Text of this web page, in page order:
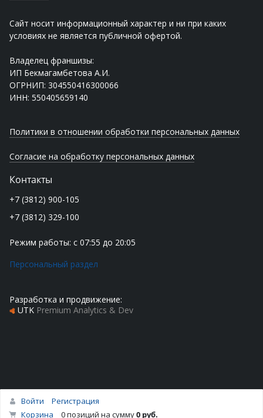
Сайт носит информационный характер и ни при каких
условиях не является публичной офертой.
Владелец франшизы:
ИП Бекмагамбетова А.И.
ОГРНИП: 304550416300066
ИНН: 550405659140
Политики в отношении обработки персональных данных
Согласие на обработку персональных данных
Контакты
+7 (3812) 900-105
+7 (3812) 329-100
Режим работы: с 07:55 до 20:05
Персональный раздел
Разработка и продвижение:
UTK Premium Analytics & Dev
Наверх
Войти
Регистрация
Корзина
0 позиций на сумму0 руб.